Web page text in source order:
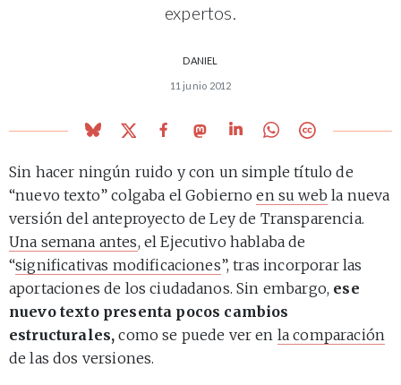
expertos.
DANIEL
11 junio 2012
Sin hacer ningún ruido y con un simple título de
“nuevo texto” colgaba el Gobiernoen su web la nueva
versión del anteproyecto de Ley de Transparencia.
Una semana antes, el Ejecutivo hablaba de
“significativas modificaciones”, tras incorporar las
aportaciones de los ciudadanos. Sin embargo, ese
nuevo texto presenta pocos cambios
estructurales, como se puede ver en la comparación
de las dos versiones.